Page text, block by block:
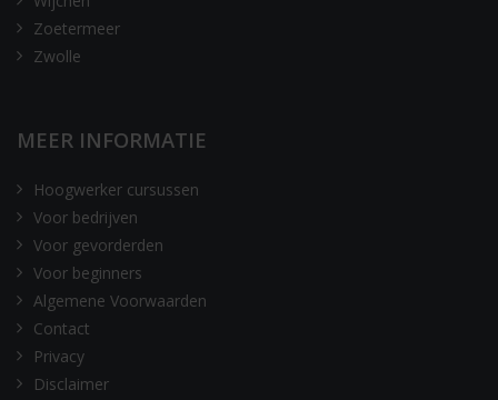
Zoetermeer
Zwolle
MEER INFORMATIE
Hoogwerker cursussen
Voor bedrijven
Voor gevorderden
Voor beginners
Algemene Voorwaarden
Contact
Privacy
Disclaimer